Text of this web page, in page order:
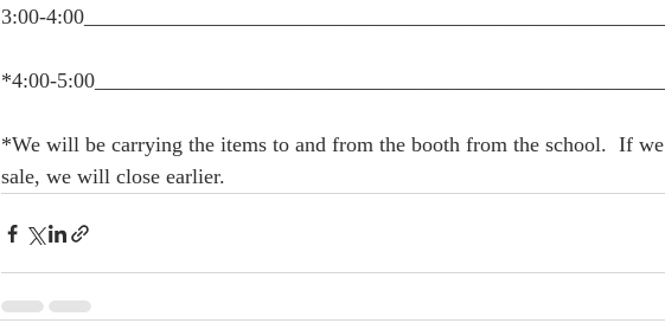
3:00-
*4:00-
*We will be carrying the items to and from the booth from the school.  If
sale, we will close earlier.